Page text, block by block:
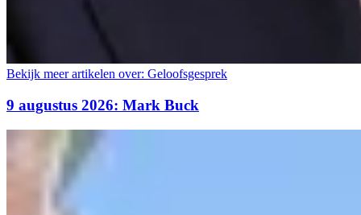
Bekijk meer artikelen over: Geloofsgesprek
9 augustus 2026: Mark Buck